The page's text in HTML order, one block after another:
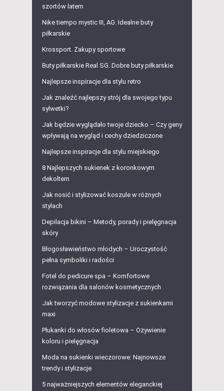
szortów latem
Nike tiempo mystic III, AG. Idealne buty
piłkarskie
Krossport. Zakupy sportowe
Buty piłkarskie Real SG. Dobre buty piłkarskie
Najlepsze inspiracje dla stylu retro
Jak znaleźć najlepszy strój dla swojego typu
sylwetki?
Jak będzie wyglądało twoje dziecko – Czy geny
wpływają na wygląd i cechy dziedziczone
Najlepsze inspiracje dla stylu miejskiego
8 Najlepszych sukienek z koronkowym
dekoltem
Jak nosić i stylizować koszule w różnych
stylach
Depilacja bikini – Metody, porady i pielęgnacja
skóry
Błogosławieństwo młodych – Uroczystość
pełna symboliki i radości
Fotel do pedicure spa – Komfortowe
rozwiązania dla salonów kosmetycznych
Jak tworzyć modowe stylizacje z sukienkami
maxi
Płukanki do włosów fioletowa – Ożywienie
koloru i pielęgnacja
Moda na sukienki wieczorowe: Najnowsze
trendy i stylizacje
5 najważniejszych elementów eleganckiej